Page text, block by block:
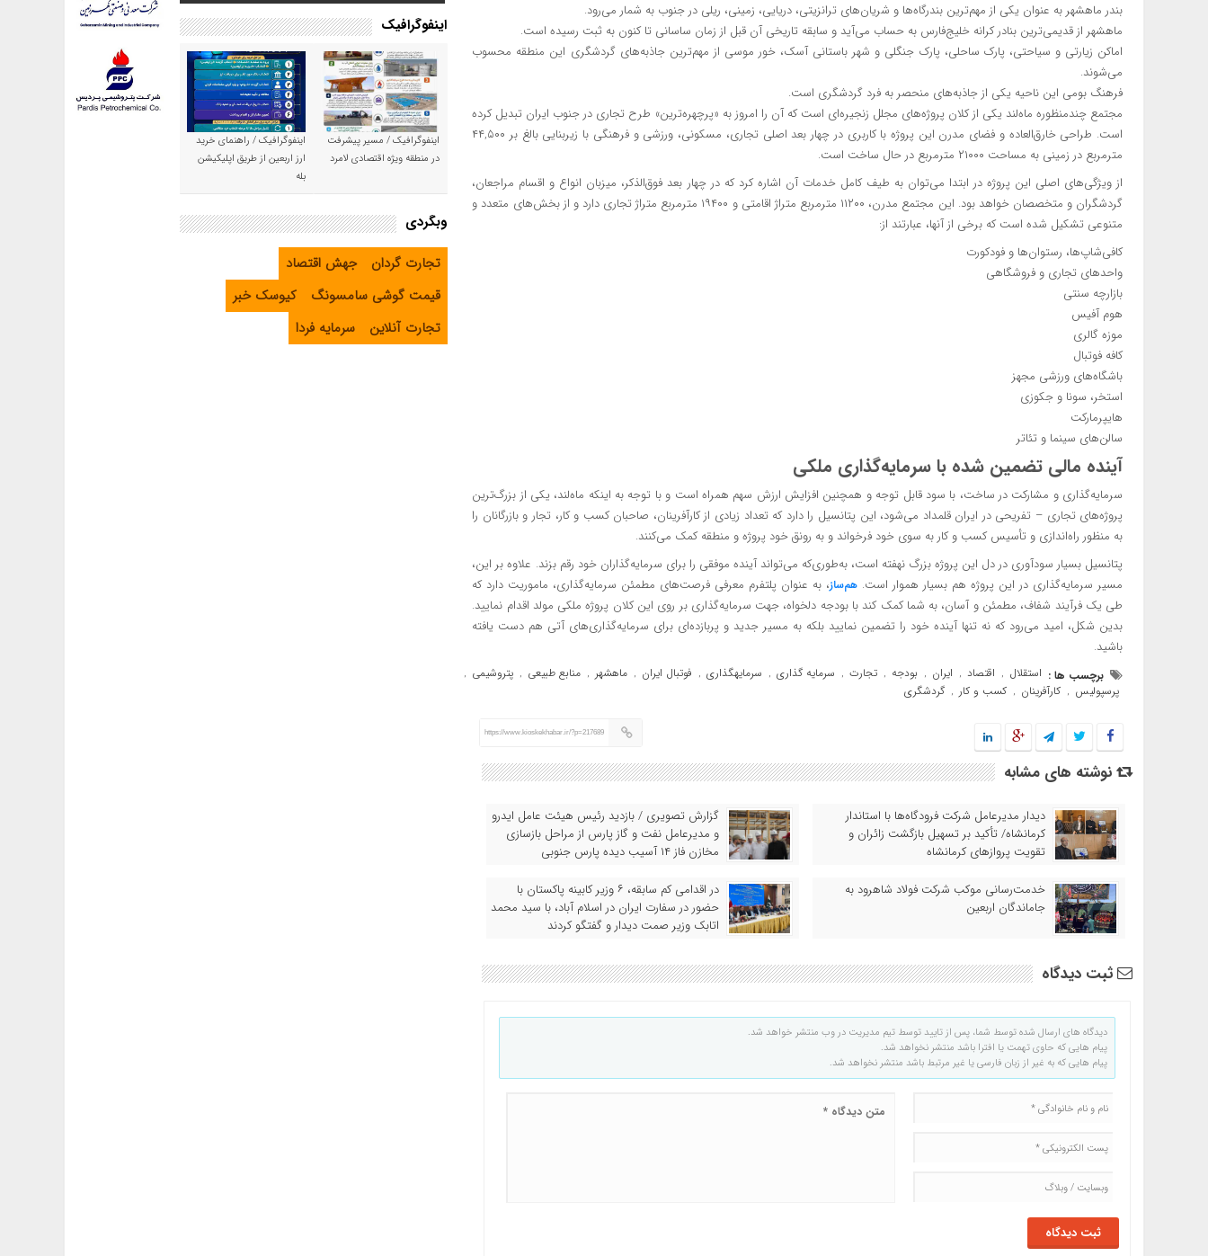
بندر ماهشهر به عنوان یکی از مهم‌ترین بندرگاه‌ها و شریان‌های ترانزیتی، دریایی، زمینی، ریلی در جنوب به شمار می‌رود.
ماهشهر از قدیمی‌ترین بنادر کرانه خلیج‌فارس به حساب می‌آید و سابقه تاریخی آن قبل از زمان ساسانی تا کنون به ثبت رسیده است.
اماکن زیارتی و سیاحتی، پارک ساحلی، پارک جنگلی و شهر باستانی آسک، خور موسی از مهم‌ترین جاذبه‌های گردشگری این منطقه محسوب
می‌شوند.
فرهنگ بومی این ناحیه یکی از جاذبه‌های منحصر به فرد گردشگری است.
مجتمع چندمنظوره ماه‌لند یکی از کلان پروژه‌های مجلل زنجیره‌ای است که آن را امروز به «پرچهره‌ترین» طرح تجاری در جنوب ایران تبدیل کرده
است. طراحی خارق‌العاده و فضای مدرن این پروژه با کاربری در چهار بعد اصلی تجاری، مسکونی، ورزشی و فرهنگی با زیربنایی بالغ بر ۴۴,۵۰۰
مترمربع در زمینی به مساحت ۲۱۰۰۰ مترمربع در حال ساخت است.
از ویژگی‌های اصلی این پروژه در ابتدا می‌توان به طیف کامل خدمات آن اشاره کرد که در چهار بعد فوق‌الذکر، میزبان انواع و اقسام مراجعان،
گردشگران و متخصصان خواهد بود. این مجتمع مدرن، ۱۱۲۰۰ مترمربع متراژ اقامتی و ۱۹۴۰۰ مترمربع متراژ تجاری دارد و از بخش‌های متعدد و
متنوعی تشکیل شده است که برخی از آنها، عبارتند از:
کافی‌شاپ‌ها، رستوان‌ها و فودکورت
واحدهای تجاری و فروشگاهی
بازارچه سنتی
هوم آفیس
موزه گالری
کافه فوتبال
باشگاه‌های ورزشی مجهز
استخر، سونا و جکوزی
هایپرمارکت
سالن‌های سینما و تئاتر
آینده مالی تضمین شده با سرمایه‌گذاری ملکی
سرمایه‌گذاری و مشارکت در ساخت، با سود قابل توجه و همچنین افزایش ارزش سهم همراه است و با توجه به اینکه ماه‌لند، یکی از بزرگ‌ترین
پروژه‌های تجاری – تفریحی در ایران قلمداد می‌شود، این پتانسیل را دارد که تعداد زیادی از کارآفرینان، صاحبان کسب و کار، تجار و بازرگانان را
به منظور راه‌اندازی و تأسیس کسب و کار به سوی خود فرخواند و به رونق خود پروژه و منطقه کمک می‌کنند.
پتانسیل بسیار سودآوری در دل این پروژه بزرگ نهفته است، به‌طوری‌که می‌تواند آینده موفقی را برای سرمایه‌گذاران خود رقم بزند. علاوه بر این،
مسیر سرمایه‌گذاری در این پروژه هم بسیار هموار است. هم‌ساز، به عنوان پلتفرم معرفی فرصت‌های مطمئن سرمایه‌گذاری، ماموریت دارد که
طی یک فرآیند شفاف، مطمئن و آسان، به شما کمک کند با بودجه دلخواه، جهت سرمایه‌گذاری بر روی این کلان پروژه ملکی مولد اقدام نمایید.
بدین شکل، امید می‌رود که نه تنها آینده خود را تضمین نمایید بلکه به مسیر جدید و پربازده‌ای برای سرمایه‌گذاری‌های آتی هم دست یافته
باشید.
برچسب ها : استقلال , اقتصاد , ایران , بودجه , تجارت , سرمایه گذاری , سرمایهگذاری , فوتبال ایران , ماهشهر , منابع طبیعی , پتروشیمی ,
پرسپولیس , کارآفرینان , کسب و کار , گردشگری
https://www.kioskekhabar.ir/?p=217689
نوشته های مشابه
دیدار مدیرعامل شرکت فرودگاه‌ها با استاندار
کرمانشاه/ تأکید بر تسهیل بازگشت زائران و
تقویت پروازهای کرمانشاه
گزارش تصویری / بازدید رئیس هیئت عامل ایدرو
و مدیرعامل نفت و گاز پارس از مراحل بازسازی
مخازن فاز ۱۴ آسیب دیده پارس جنوبی
خدمت‌رسانی موکب شرکت فولاد شاهرود به
جاماندگان اربعین
در اقدامی کم سابقه، ۶ وزیر کابینه پاکستان با
حضور در سفارت ایران در اسلام آباد، با سید محمد
اتابک وزیر صمت دیدار و گفتگو کردند
ثبت دیدگاه
دیدگاه های ارسال شده توسط شما، پس از تایید توسط تیم مدیریت در وب منتشر خواهد شد.
پیام هایی که حاوی تهمت یا افترا باشد منتشر نخواهد شد.
پیام هایی که به غیر از زبان فارسی یا غیر مرتبط باشد منتشر نخواهد شد.
اینفوگرافیک
اینفوگرافیک / مسیر پیشرفت
در منطقه ویژه اقتصادی لامرد
اینفوگرافیک / راهنمای خرید
ارز اربعین از طریق اپلیکیشن
بله
وبگردی
تجارت گردان
جهش اقتصاد
قیمت گوشی سامسونگ
کیوسک خبر
تجارت آنلاین
سرمایه فردا